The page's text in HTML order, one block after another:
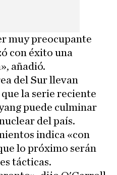
muy preocupante
con éxito una
añadió.
del Sur llevan
la serie reciente
puede culminar
del país.
indica «con
lo próximo serán
tácticas.